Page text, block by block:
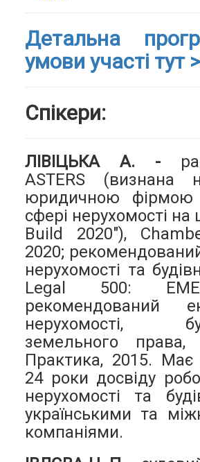
Детальна
умови участі тут
Спікери:
ЛІВІЦЬКА А. -
ASTERS (визнана
юридичною фірмою
сфері нерухомості на
Build 2020"),
2020;
нерухомості та
Legal 500:
рекомендований
нерухомості,
земельного
Практика, 2015.
24 роки досвіду
нерухомості та
українськими та
компаніями.